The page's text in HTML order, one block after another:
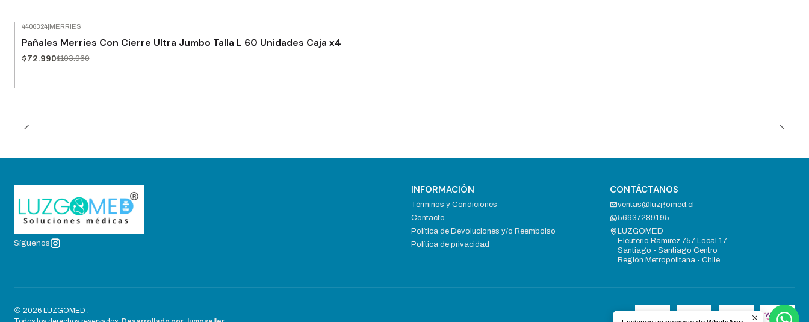
Agotado
4406324|MERRIES
Pañales Merries Con Cierre Ultra Jumbo Talla L 60 Unidades Caja x4
$72.990$103.960
Síguenos
INFORMACIÓN
Términos y Condiciones
Contacto
Política de Devoluciones y/o Reembolso
Política de privacidad
CONTÁCTANOS
ventas@luzgomed.cl
56937289195
LUZGOMED
Eleuterio Ramirez 757 Local 17
Santiago - Santiago Centro
Región Metropolitana - Chile
2026 LUZGOMED .